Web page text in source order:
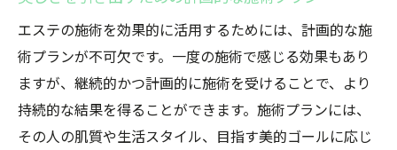
エステの施術を効果的に活用するためには、計画的な施
術プランが不可欠です。一度の施術で感じる効果もあり
ますが、継続的かつ計画的に施術を受けることで、より
持続的な結果を得ることができます。施術プランには、
その人の肌質や生活スタイル、目指す美的ゴールに応じ